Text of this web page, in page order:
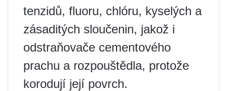
tenzidů, fluoru, chlóru, kyselých a
zásaditých sloučenin, jakož i
odstraňovače cementového
prachu a rozpouštědla, protože
korodují její povrch.